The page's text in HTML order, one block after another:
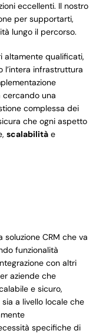
eccellenti. Il nostro
per supportarti,
lungo il percorso.
altamente qualificati,
l’intera infrastruttura
cercando una
complessa dei
che ogni aspetto
scalabilitàe
CRM che va
funzionalità
con altri
aziende che
e sicuro,
a livello locale che
specifiche di